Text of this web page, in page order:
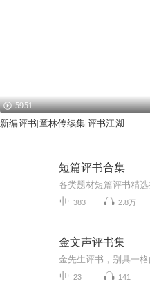
5951
新编评书|童林传续集|评书江湖
短篇评书合集
各类题材短篇评书精选
383 2.8万
金文声评书集
金先生评书，别具一
23 141